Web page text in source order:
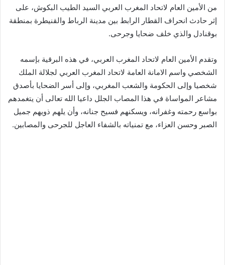
من الأمين العام لاتحاد المغرب العربي السيد الطيب البكوش، على
إثر حادث انحراف القطار الرابط بين مدينة الرباط والقنيطرة بمنطقة
بوقنادل والذي خلف ضحايا وجرحى.
وتقدم الأمين العام لاتحاد المغرب العربي، في هذه البرقية بإسمه
الشخصي واسم الامانة العامة لاتحاد المغرب العربي لجلالة الملك
شخصيا وإلى الحكومة والشعب المغربي، وإلى أسر الضحايا بأصدق
مشاعر المواساة في هذا المصاب الجلل داعيا الله تعالى أن يتغمدهم
بواسع رحمته وغفرانه، ويسكنهم فسيح جنانه، وأن يلهم ذويهم جميل
الصبر وحسن العزاء، مع تمنياته بالشفاء العاجل للجرحى والمصابين.